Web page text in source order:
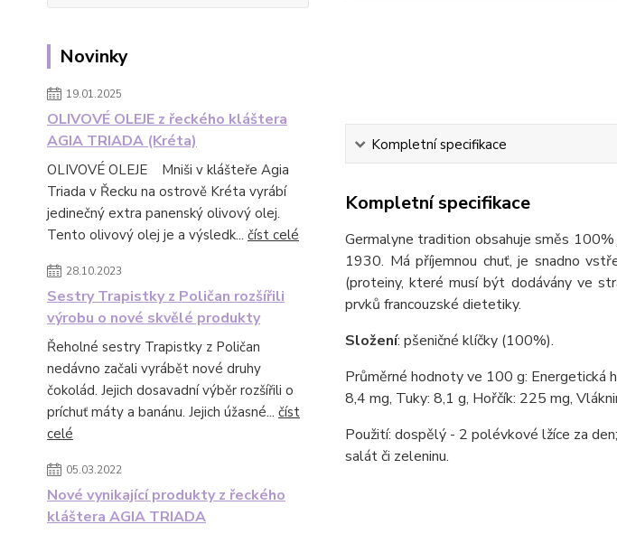
Novinky
19.01.2025
OLIVOVÉ OLEJE z řeckého kláštera
AGIA TRIADA (Kréta)
OLIVOVÉ OLEJE Mniši v klášteře Agia
Triada v Řecku na ostrově Kréta vyrábí
jedinečný extra panenský olivový olej.
Tento olivový olej je a výsledk... číst celé
28.10.2023
Sestry Trapistky z Poličan rozšířili
výrobu o nové skvělé produkty
Řeholné sestry Trapistky z Poličan
nedávno začali vyrábět nové druhy
čokolád. Jejich dosavadní výběr rozšířili o
príchuť máty a banánu. Jejich úžasné... číst
celé
05.03.2022
Nové vynikající produkty z řeckého
kláštera AGIA TRIADA
Kompletní specifikace
Kompletní specifikace
Germalyne tradition obsahuje směs
1930. Má příjemnou chuť, je snadno
(proteiny, které musí být dodávány ve
prvků francouzské dietetiky.
Složení: pšeničné klíčky (100%).
Průměrné hodnoty ve 100 g: Energetická
8,4 mg, Tuky: 8,1 g, Hořčík: 225 mg,
Použití: dospělý - 2 polévkové lžíce za
salát či zeleninu.